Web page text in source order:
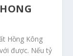
Hồng Kông
được. Nếu tỷ